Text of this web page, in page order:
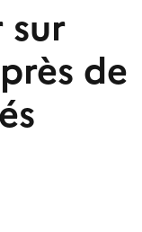
sur
de
papier